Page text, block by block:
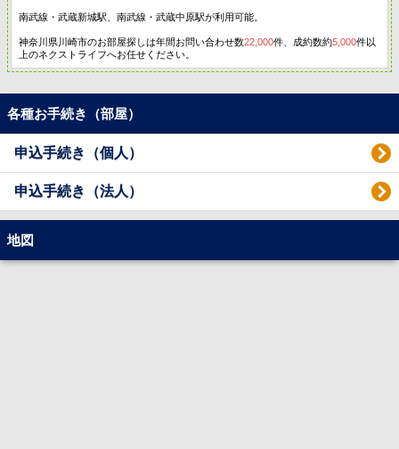
南武線・武蔵新城駅、南武線・武蔵中原駅が利用可能。
神奈川県川崎市のお部屋探しは年間お問い合わせ数22,000件、成約数約5,000件以
上のネクストライフへお任せください。
各種お手続き（部屋）
申込手続き（個人）
申込手続き（法人）
地図